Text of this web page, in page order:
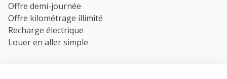
Offre demi-journée
Offre kilométrage illimité
Recharge électrique
Louer en aller simple